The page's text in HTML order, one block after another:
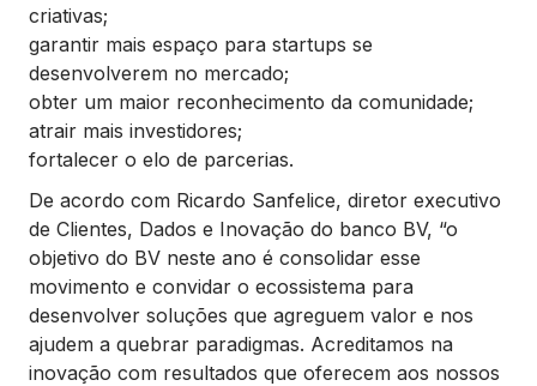
criativas;
garantir mais espaço para startups se
desenvolverem no mercado;
obter um maior reconhecimento da comunidade;
atrair mais investidores;
fortalecer o elo de parcerias.
De acordo com Ricardo Sanfelice, diretor executivo
de Clientes, Dados e Inovação do banco BV, “o
objetivo do BV neste ano é consolidar esse
movimento e convidar o ecossistema para
desenvolver soluções que agreguem valor e nos
ajudem a quebrar paradigmas. Acreditamos na
inovação com resultados que oferecem aos nossos